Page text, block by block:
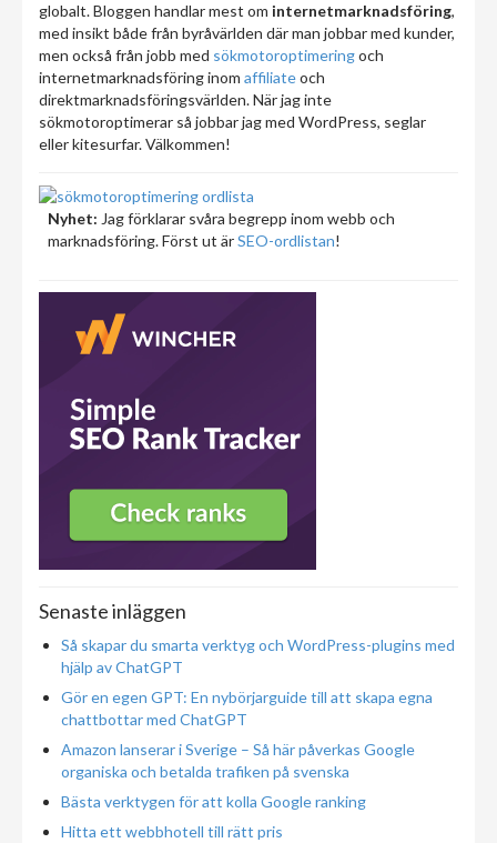
globalt. Bloggen handlar mest om internetmarknadsföring,
med insikt både från byråvärlden där man jobbar med kunder,
men också från jobb med sökmotoroptimeringoch
internetmarknadsföring inom affiliateoch
direktmarknadsföringsvärlden. När jag inte
sökmotoroptimerar så jobbar jag med WordPress, seglar
eller kitesurfar. Välkommen!
Nyhet: Jag förklarar svåra begrepp inom webb och
marknadsföring. Först ut ärSEO-ordlistan!
Senaste inläggen
Så skapar du smarta verktyg och WordPress-plugins med
hjälp av ChatGPT
Gör en egen GPT: En nybörjarguide till att skapa egna
chattbottar med ChatGPT
Amazon lanserar i Sverige – Så här påverkas Google
organiska och betalda trafiken på svenska
Bästa verktygen för att kolla Google ranking
Hitta ett webbhotell till rätt pris